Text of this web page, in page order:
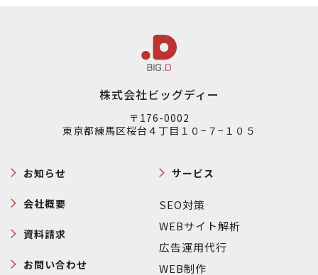
株式会社ビッグディー
〒176-0002
東京都練馬区桜台４丁目１０−７−１０５
お知らせ
会社概要
資料請求
お問い合わせ
サービス
SEO対策
WEBサイト解析
広告運用代行
WEB制作